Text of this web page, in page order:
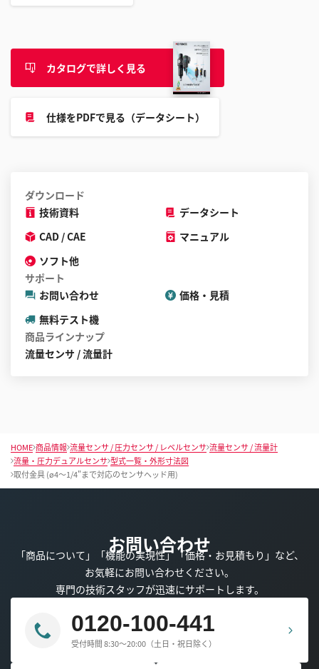
カタログで詳しく見る
仕様をPDFで見る（データシート）
ダウンロード
技術資料
データシート
CAD / CAE
マニュアル
ソフト他
サポート
お問い合わせ
価格・見積
無料テスト機
商品ラインナップ
流量センサ / 流量計
HOME 商品情報 流量センサ / 圧力センサ / レベルセンサ 流量センサ / 流量計
流量・圧力デュアルセンサ 型式一覧・外形寸法図
取付金具 (ø4〜1/4"まで対応のセンサヘッド用)
お問い合わせ
「商品について」「機能の実現性」「価格・お見積もり」など、
お気軽にお問い合わせください。
専門の技術スタッフが迅速にサポートします。
0120-100-441
受付時間 8:30～20:00（土日・祝日除く）